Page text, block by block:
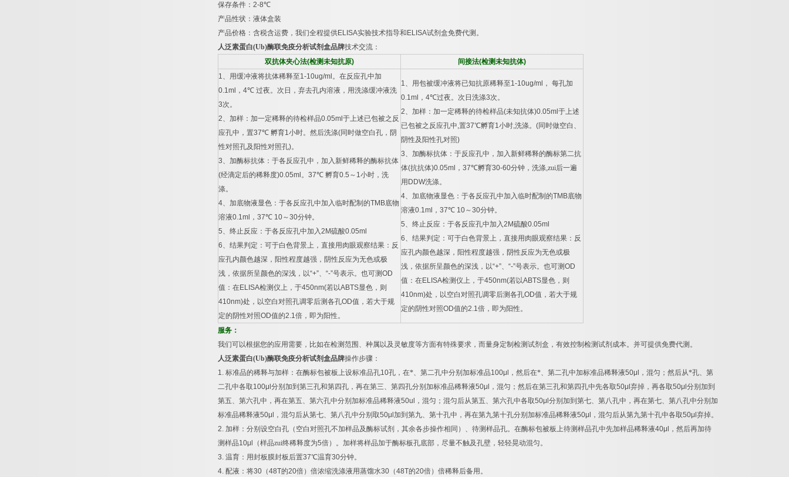
保存条件： 2-8℃
产品性状：液体盒装
产品价格：含税含运费，我们全程提供ELISA实验技术指导和 ELISA试剂盒免费代测。
人泛素蛋白(Ub)酶联免疫分析试剂盒品牌技术交流：
双抗体夹心法(检测未知抗原) 间接法(检测未知抗体)
1、用缓冲液将抗体稀释至1-10ug/ml 。在反应孔中加
0.1ml ， 4℃ 过夜。次日，弃去孔内溶液，用洗涤缓冲液洗
3次。
2、加样：加一定稀释的待检样品0.05ml 于上述已包被之反
应孔中，置37℃ 孵育1小时。然后洗涤(同时做空白孔，阴
性对照孔及阳性对照孔)。
3、加酶标抗体：于各反应孔中，加入新鲜稀释的酶标抗体
(经滴定后的稀释度)0.05ml 。 37℃ 孵育0.5 ～ 1小时，洗
涤。
4、加底物液显色：于各反应孔中加入临时配制的TMB底物
溶液0.1ml ， 37℃ 10～30分钟。
5、终止反应：于各反应孔中加入2M硫酸0.05ml
6、结果判定：可于白色背景上，直接用肉眼观察结果：反
应孔内颜色越深，阳性程度越强，阴性反应为无色或极
浅，依据所呈颜色的深浅，以“+”、 “-”号表示。也可测OD
值：在ELISA检测仪上，于450nm(若以ABTS显色，则
410nm)处，以空白对照孔调零后测各孔OD值，若大于规
定的阴性对照OD值的2.1倍，即为阳性。
1、用包被缓冲液将已知抗原稀释至1-10ug/ml ， 每孔加
0.1ml ， 4℃过夜。次日洗涤3次。
2、加样：加一定稀释的待检样品(未知抗体)0.05ml 于上述
已包被之反应孔中,置37℃孵育1小时,洗涤。 (同时做空白、
阴性及阳性孔对照)
3、加酶标抗体：于反应孔中，加入新鲜稀释的酶标第二抗
体(抗抗体)0.05ml ， 37℃孵育30-60分钟，洗涤,zui后一遍
用 DDW洗涤。
4、加底物液显色：于各反应孔中加入临时配制的TMB底物
溶液0.1ml ， 37℃ 10～30分钟。
5、终止反应：于各反应孔中加入2M硫酸0.05ml
6、结果判定：可于白色背景上，直接用肉眼观察结果：反
应孔内颜色越深，阳性程度越强，阴性反应为无色或极
浅，依据所呈颜色的深浅，以“+”、 “-”号表示。也可测OD
值：在ELISA检测仪上，于450nm(若以ABTS显色，则
410nm)处，以空白对照孔调零后测各孔OD值，若大于规
定的阴性对照OD值的2.1倍，即为阳性。
服务：
我们可以根据您的应用需要，比如在检测范围、种属以及灵敏度等方面有特殊要求，而量身定制检测试剂盒，有效控制检测试剂成本。并可提供免费代测。
人泛素蛋白(Ub)酶联免疫分析试剂盒品牌操作步骤：
1. 标准品的稀释与加样：在酶标包被板上设标准品孔10孔，在*、第二孔中分别加标准品100μl ，然后在*、第二孔中加标准品稀释液50μl
，混匀；然后从*孔、第
二孔中各取100μl 分别加到第三孔和第四孔，再在第三、第四孔分别加标准品稀释液50μl ，混匀；然后在第三孔和第四孔中先各取50μl 弃掉，再各取50μl 分别加到
第五、第六孔中，再在第五、第六孔中分别加标准品稀释液50ul ，混匀；混匀后从第五、第六孔中各取50μl 分别加到第七、第八孔中，再在第七、第八孔中分别加
标准品稀释液50μl ，混匀后从第七、第八孔中分别取50μl 加到第九、第十孔中，再在第九第十孔分别加标准品稀释液50μl ，混匀后从第九第十孔中各取50μl 弃掉。
2. 加样：分别设空白孔（空白对照孔不加样品及酶标试剂，其余各步操作相同）、待测样品孔。在酶标包被板上待测样品孔中先加样品稀释液40μl
，然后再加待
测样品10μl （样品zui终稀释度为5倍）。加样将样品加于酶标板孔底部，尽量不触及孔壁，轻轻晃动混匀。
3. 温育：用封板膜封板后置37℃温育30分钟。
4. 配液：将30 （48T的20倍）倍浓缩洗涤液用蒸馏水30 （48T的20倍）倍稀释后备用。